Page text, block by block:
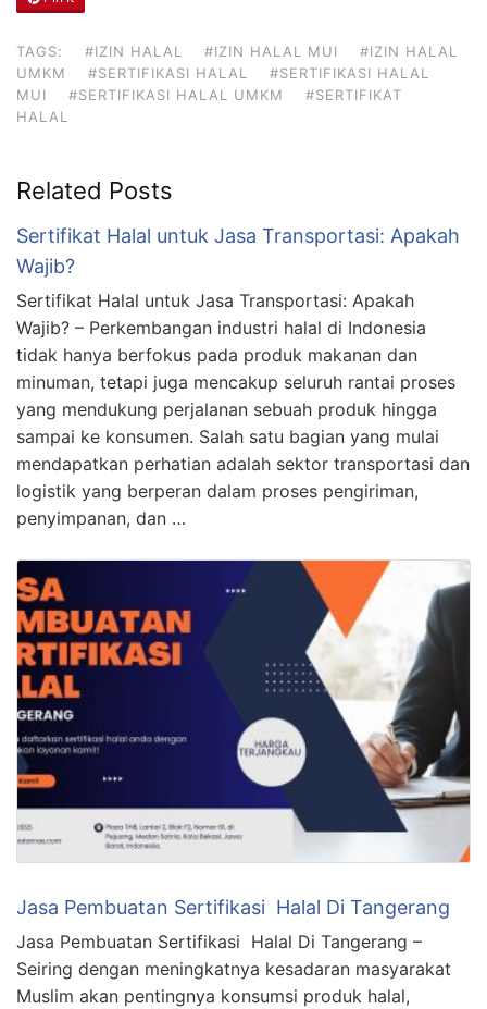
TAGS: #IZIN HALAL #IZIN HALAL MUI
#IZIN HALAL
UMKM
#SERTIFIKASI HALAL
#SERTIFIKASI HALAL
MUI
#SERTIFIKASI HALAL UMKM
#SERTIFIKAT
HALAL
Related Posts
Sertifikat Halal untuk Jasa Transportasi: Apakah
Wajib?
Sertifikat Halal untuk Jasa Transportasi: Apakah
Wajib? – Perkembangan industri halal di Indonesia
tidak hanya berfokus pada produk makanan dan
minuman, tetapi juga mencakup seluruh rantai proses
yang mendukung perjalanan sebuah produk hingga
sampai ke konsumen. Salah satu bagian yang mulai
mendapatkan perhatian adalah sektor transportasi dan
logistik yang berperan dalam proses pengiriman,
penyimpanan, dan …
Jasa Pembuatan Sertifikasi Halal Di Tangerang
Jasa Pembuatan Sertifikasi Halal Di Tangerang –
Seiring dengan meningkatnya kesadaran masyarakat
Muslim akan pentingnya konsumsi produk halal,